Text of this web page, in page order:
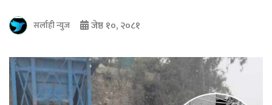
सर्लाही न्युज जेष्ठ १०, २०८१